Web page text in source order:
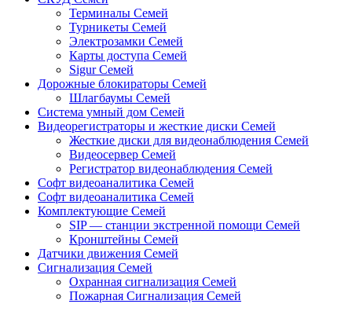
Терминалы Семей
Турникеты Семей
Электрозамки Семей
Карты доступа Семей
Sigur Семей
Дорожные блокираторы Семей
Шлагбаумы Семей
Система умный дом Семей
Видеорегистраторы и жесткие диски Семей
Жесткие диски для видеонаблюдения Семей
Видеосервер Семей
Регистратор видеонаблюдения Семей
Софт видеоаналитика Семей
Софт видеоаналитика Семей
Комплектующие Семей
SIP — станции экстренной помощи Семей
Кронштейны Семей
Датчики движения Семей
Сигнализация Семей
Охранная сигнализация Семей
Пожарная Сигнализация Семей